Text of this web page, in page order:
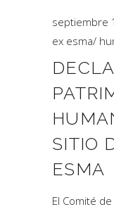
septiembre
ex esma/
SITIO
ESMA
El Comité